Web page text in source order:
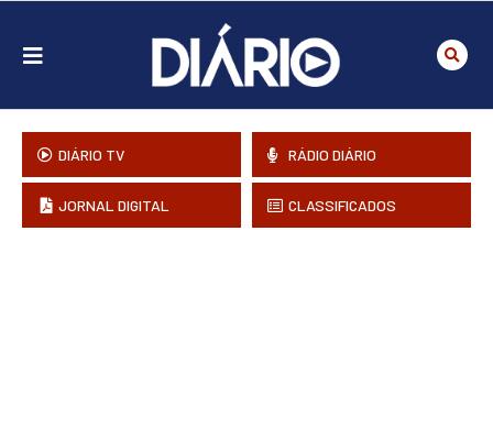
DIÁRIO TV RÁDIO DIÁRIO
JORNAL DIGITAL CLASSIFICADOS